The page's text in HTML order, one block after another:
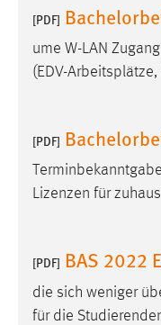
[PDF]
ume W-LAN
(EDV-
[PDF]
Lizenzen für
[PDF] BAS 2022
die sich weniger
für die